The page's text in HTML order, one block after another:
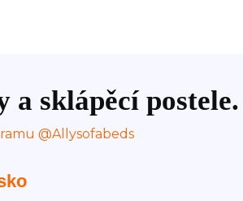
a sklápěcí postele.